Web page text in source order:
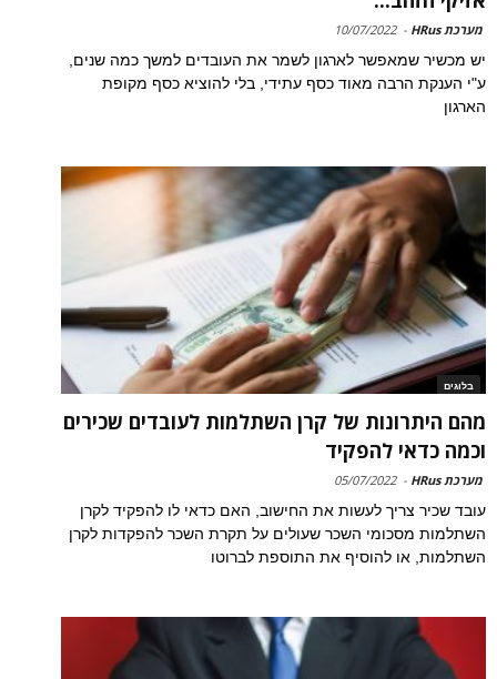
מערכת HRus -
10/07/2022
יש מכשיר שמאפשר לארגון לשמר את העובדים למשך כמה שנים,
ע"י הענקת הרבה מאוד כסף עתידי, בלי להוציא כסף מקופת
הארגון
בלוגים
מהם היתרונות של קרן השתלמות לעובדים שכירים
וכמה כדאי להפקיד
מערכת HRus -
05/07/2022
עובד שכיר צריך לעשות את החישוב, האם כדאי לו להפקיד לקרן
השתלמות מסכומי השכר שעולים על תקרת השכר להפקדות לקרן
השתלמות, או להוסיף את התוספת לברוטו